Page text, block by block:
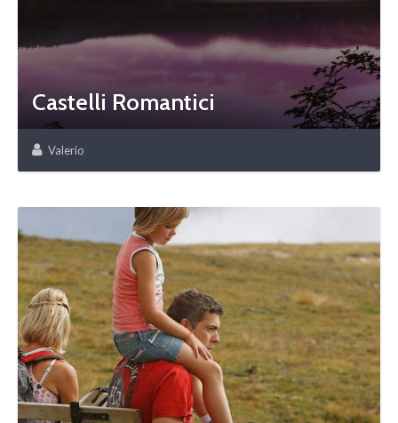
Castelli Romantici
Valerio